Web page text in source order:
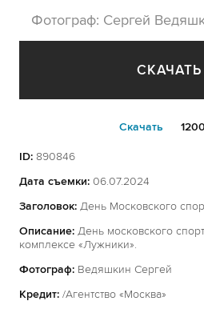
Фотограф: Сергей
СКАЧАТЬ
Cкачать
ID: 890846
Дата съемки: 06.07.2024
Заголовок: День Московского
Описание: День московского
комплексе «Лужники».
Фотограф: Ведяшкин Сергей
Кредит: /Агентство «Москва»